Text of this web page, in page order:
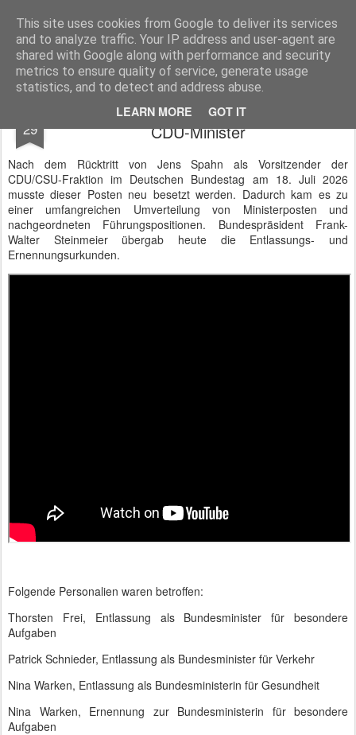
This site uses cookies from Google to deliver its services
and to analyze traffic. Your IP address and user-agent are
shared with Google along with performance and security
metrics to ensure quality of service, generate usage
statistics, and to detect and address abuse.
LEARN MORE GOT IT
BTB concept Media GmbH Presseberichte zu Bundespolitik, Diplomatie, Sicherheitspolitik, Wirtschaft, Fahrzeugtechnik und IT - Pressedienst, Fachartikel, Bildredaktion, O-Ton-Videos
29
Bundespräsident entlässt und ernennt
CDU-Minister
Nach dem Rücktritt von Jens Spahn als Vorsitzender der
CDU/CSU-Fraktion im Deutschen Bundestag am 18. Juli 2026
musste dieser Posten neu besetzt werden. Dadurch kam es zu
einer umfangreichen Umverteilung von Ministerposten und
nachgeordneten Führungspositionen. Bundespräsident Frank-
Walter Steinmeier übergab heute die Entlassungs- und
Ernennungsurkunden.
Folgende Personalien waren betroffen:
Thorsten Frei, Entlassung als Bundesminister für besondere
Aufgaben
Patrick Schnieder, Entlassung als Bundesminister für Verkehr
Nina Warken, Entlassung als Bundesministerin für Gesundheit
Nina Warken, Ernennung zur Bundesministerin für besondere
Aufgaben